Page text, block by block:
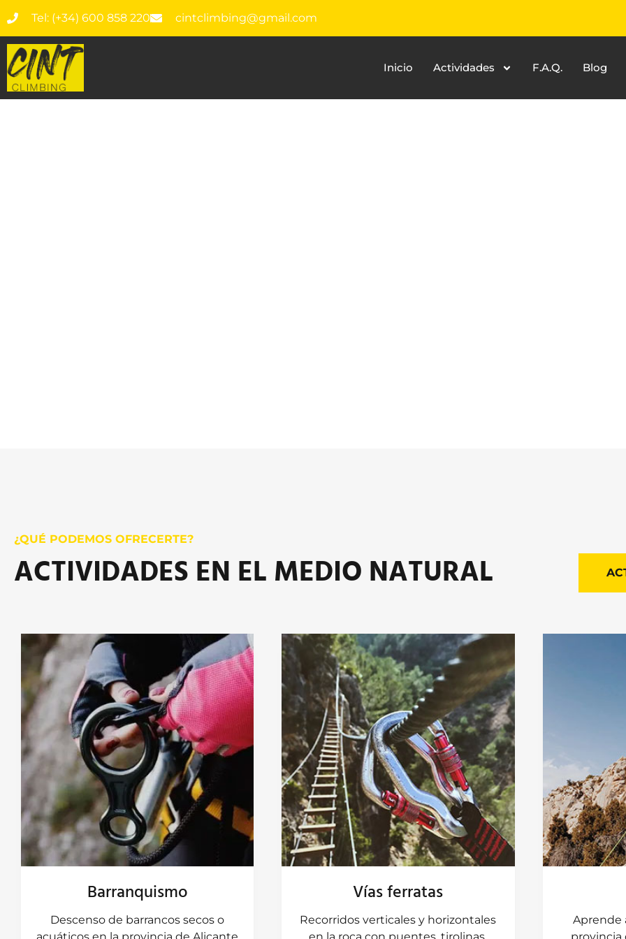
Tel: (+34) 600 858 220 cintclimbing@gmail.com
Inicio Actividades F.A.Q. Blog
¿QUÉ PODEMOS OFRECERTE?
ACTIVIDADES EN EL MEDIO NATURAL
Barranquismo
Descenso de barrancos secos o
Vías ferratas
Recorridos verticales y horizontales
Aprende